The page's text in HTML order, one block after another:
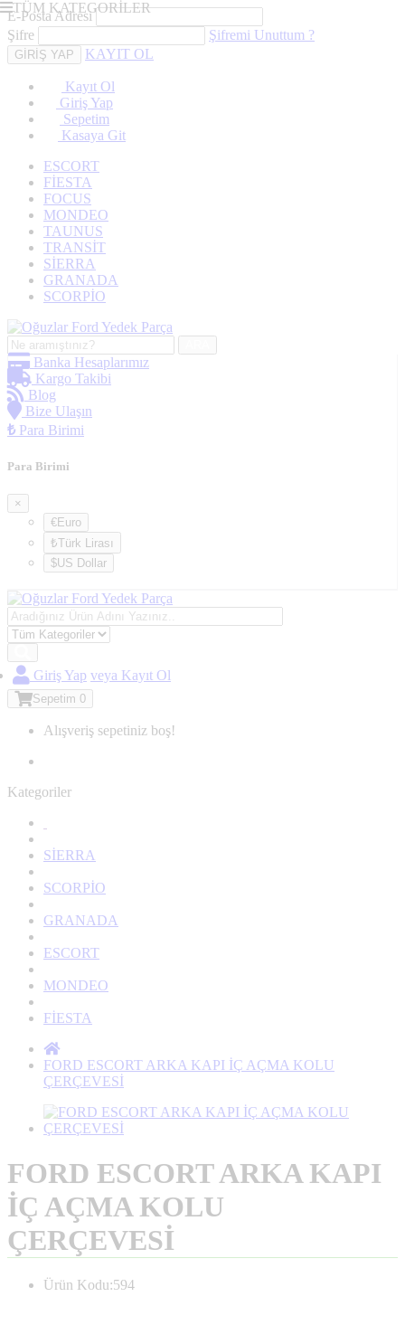
E-Posta Adresi
Şifre
Şifremi Unuttum ?
KAYIT OL
Kayıt Ol
Giriş Yap
Sepetim
Kasaya Git
ESCORT
FİESTA
FOCUS
MONDEO
TAUNUS
TRANSİT
SİERRA
GRANADA
SCORPİO
Banka Hesaplarımız
Kargo Takibi
Blog
Bize Ulaşın
₺ Para Birimi
Para Birimi
×
€Euro
₺Türk Lirası
$US Dollar
Giriş Yap veya Kayıt Ol
Sepetim 0
Alışveriş sepetiniz boş!
TÜM KATEGORİLER
Kategoriler
SİERRA
SCORPİO
GRANADA
ESCORT
MONDEO
FİESTA
FORD ESCORT ARKA KAPI İÇ AÇMA KOLU
ÇERÇEVESİ
FORD ESCORT ARKA KAPI
İÇ AÇMA KOLU
ÇERÇEVESİ
Ürün Kodu:594